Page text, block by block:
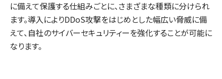
に備えて保護する仕組みごとに、さまざまな種類に分けられ
ます。導入によりDDoS攻撃をはじめとした幅広い脅威に備
えて、自社のサイバーセキュリティーを強化することが可能に
なります。